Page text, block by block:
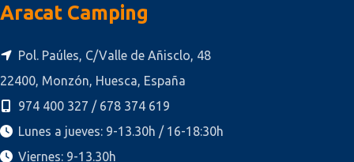
Aracat Camping
Pol. Paúles, C/Valle de Añisclo, 48
22400, Monzón, Huesca, España
974 400 327 / 678 374 619
Lunes a jueves: 9-13.30h / 16-18:30h
Viernes: 9-13.30h